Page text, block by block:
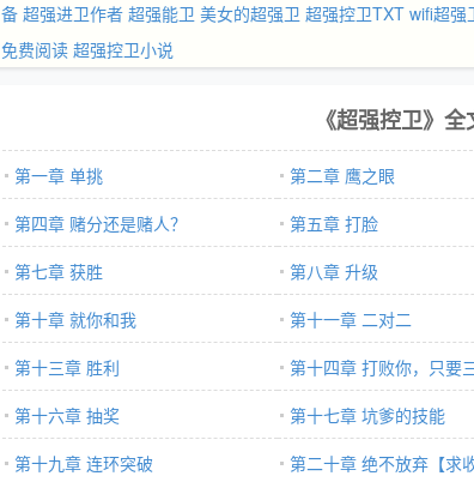
备 超强进卫作者 超强能卫 美女的超强卫 超强控卫TXT wifi超强
免费阅读 超强控卫小说
《超强控卫》
第一章 单挑 第二章 鹰之眼
第四章 赌分还是赌人？
第五章 打脸
第七章 获胜
第八章 升级
第十章 就你和我
第十一章 二对二
第十三章 胜利
第十四章 打败你，只要
第十六章 抽奖
第十七章 坑爹的技能
第十九章 连环突破
第二十章 绝不放弃【求